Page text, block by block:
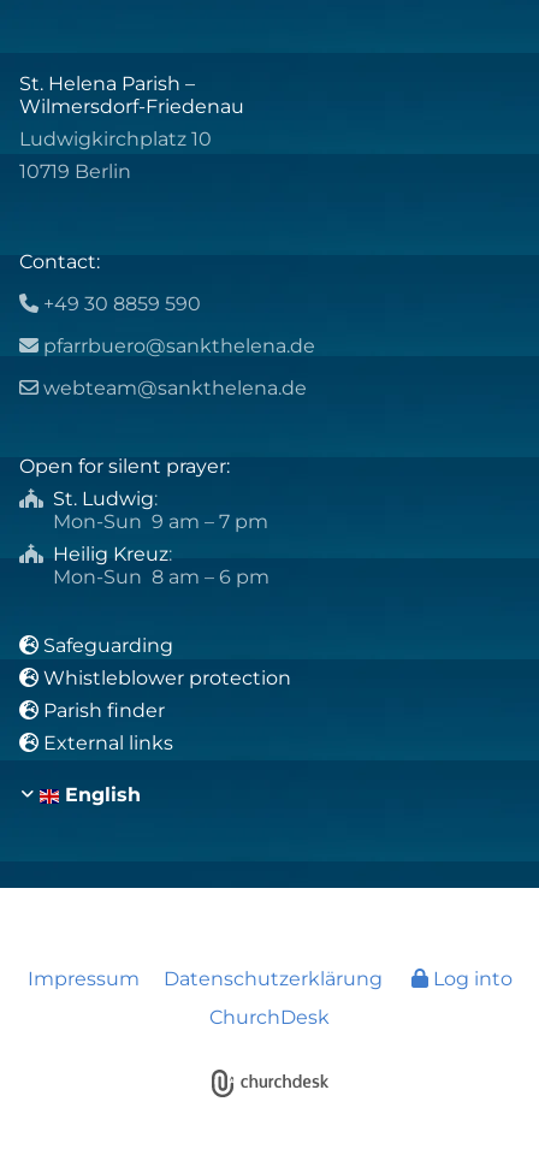
St. Helena Parish –
Wilmersdorf-Friedenau
Ludwigkirchplatz 10
10719 Berlin
Contact:
 +49 30 8859 590
 pfarrbuero@sankthelena.de
 webteam@sankthelena.de
Open for silent prayer:
 St. Ludwig:
Mon-Sun 9 am – 7 pm
 Heilig Kreuz:
Mon-Sun 8 am – 6 pm
 Safeguarding
 Whistleblower protection
 Parish finder
 External links
English
Impressum Datenschutzerklärung
Log into
ChurchDesk